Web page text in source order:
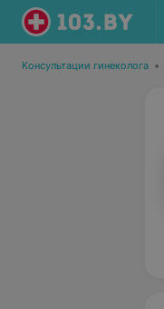
Консультации гинеколога •